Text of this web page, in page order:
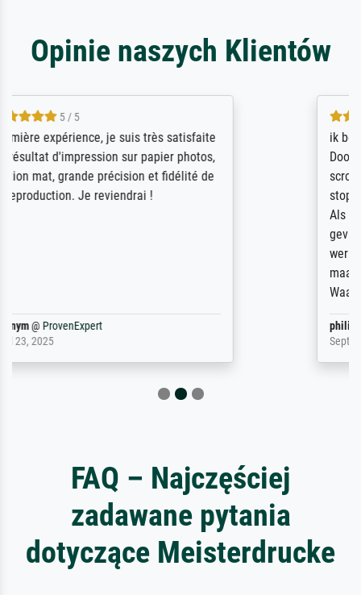
Opinie naszych Klientów
ik beoordeel Meisterdrucke zeer positief.
Door de 69505 beschikbare kunstenaars
scrollen is echter onbegonnen werk (na
stoppen begint het weer van voor af aan).
philip@
FAQ – Najczęściej
zadawane pytania
dotyczące Meisterdrucke